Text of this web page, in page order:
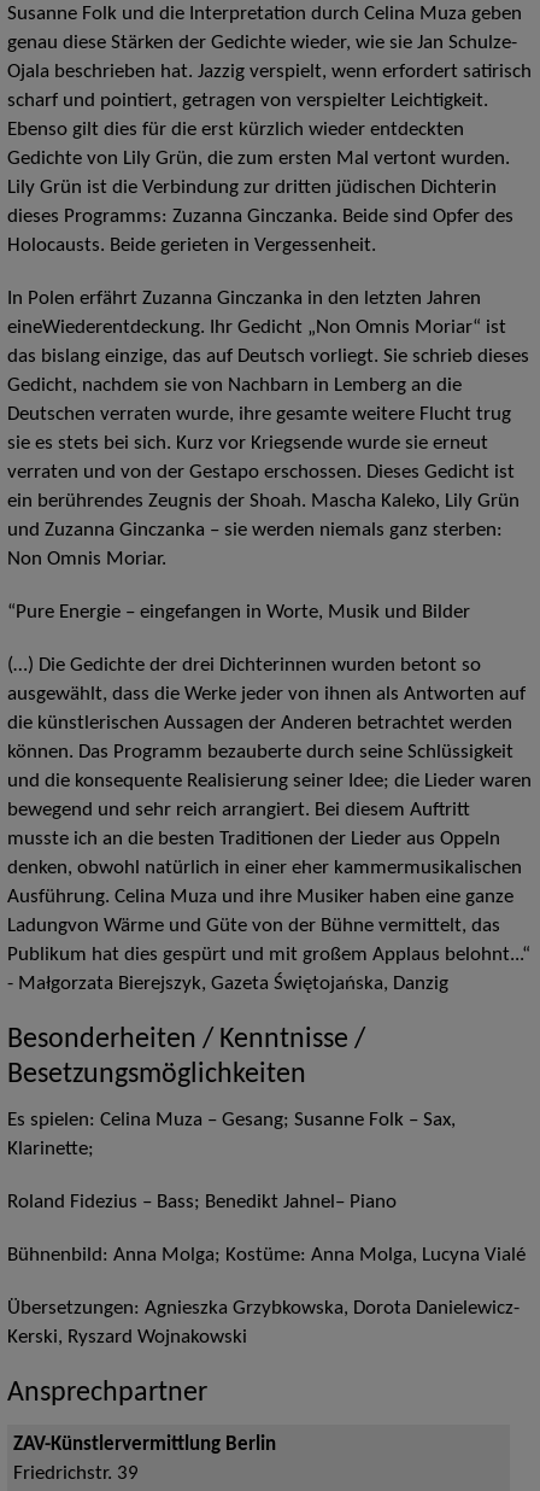
Susanne Folk und die Interpretation durch Celina Muza geben
genau diese Stärken der Gedichte wieder, wie sie Jan Schulze-
Ojala beschrieben hat. Jazzig verspielt, wenn erfordert satirisch
scharf und pointiert, getragen von verspielter Leichtigkeit.
Ebenso gilt dies für die erst kürzlich wieder entdeckten
Gedichte von Lily Grün, die zum ersten Mal vertont wurden.
Lily Grün ist die Verbindung zur dritten jüdischen Dichterin
dieses Programms: Zuzanna Ginczanka. Beide sind Opfer des
Holocausts. Beide gerieten in Vergessenheit.
In Polen erfährt Zuzanna Ginczanka in den letzten Jahren
eineWiederentdeckung. Ihr Gedicht „Non Omnis Moriar“ ist
das bislang einzige, das auf Deutsch vorliegt. Sie schrieb dieses
Gedicht, nachdem sie von Nachbarn in Lemberg an die
Deutschen verraten wurde, ihre gesamte weitere Flucht trug
sie es stets bei sich. Kurz vor Kriegsende wurde sie erneut
verraten und von der Gestapo erschossen. Dieses Gedicht ist
ein berührendes Zeugnis der Shoah. Mascha Kaleko, Lily Grün
und Zuzanna Ginczanka – sie werden niemals ganz sterben:
Non Omnis Moriar.
“Pure Energie – eingefangen in Worte, Musik und Bilder
(…) Die Gedichte der drei Dichterinnen wurden betont so
ausgewählt, dass die Werke jeder von ihnen als Antworten auf
die künstlerischen Aussagen der Anderen betrachtet werden
können. Das Programm bezauberte durch seine Schlüssigkeit
und die konsequente Realisierung seiner Idee; die Lieder waren
bewegend und sehr reich arrangiert. Bei diesem Auftritt
musste ich an die besten Traditionen der Lieder aus Oppeln
denken, obwohl natürlich in einer eher kammermusikalischen
Ausführung. Celina Muza und ihre Musiker haben eine ganze
Ladungvon Wärme und Güte von der Bühne vermittelt, das
Publikum hat dies gespürt und mit großem Applaus belohnt...“
- Małgorzata Bierejszyk, Gazeta Świętojańska, Danzig
Besonderheiten / Kenntnisse /
Besetzungsmöglichkeiten
Es spielen: Celina Muza – Gesang; Susanne Folk – Sax,
Klarinette;
Roland Fidezius – Bass; Benedikt Jahnel– Piano
Bühnenbild: Anna Molga; Kostüme: Anna Molga, Lucyna Vialé
Übersetzungen: Agnieszka Grzybkowska, Dorota Danielewicz-
Kerski, Ryszard Wojnakowski
Ansprechpartner
ZAV-Künstlervermittlung Berlin
Friedrichstr. 39